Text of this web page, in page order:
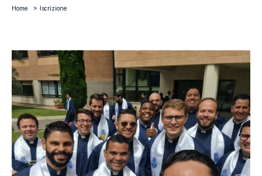
Home Iscrizione